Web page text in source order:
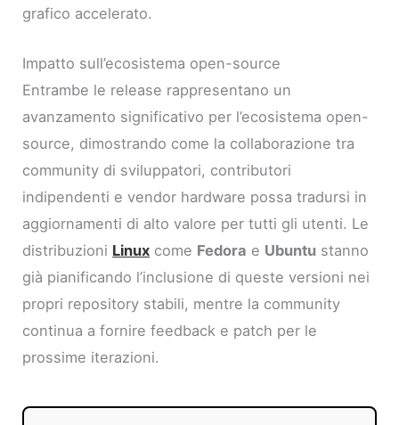
grafico accelerato.
Impatto sull’ecosistema open-source
Entrambe le release rappresentano un
avanzamento significativo per l’ecosistema open-
source, dimostrando come la collaborazione tra
community di sviluppatori, contributori
indipendenti e vendor hardware possa tradursi in
aggiornamenti di alto valore per tutti gli utenti. Le
distribuzioni Linux come Fedora e Ubuntu stanno
già pianificando l’inclusione di queste versioni nei
propri repository stabili, mentre la community
continua a fornire feedback e patch per le
prossime iterazioni.